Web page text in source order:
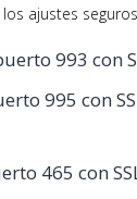
los ajustes
993 con
995 con
465 con